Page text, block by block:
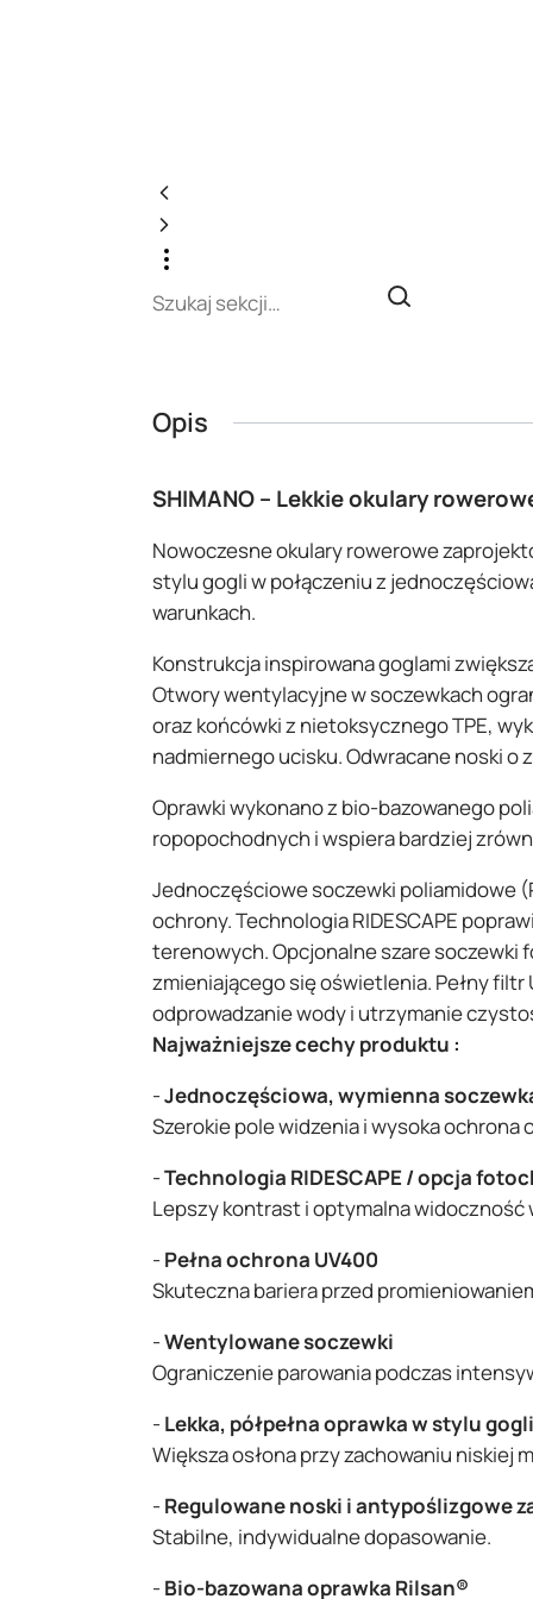
Opis
SHIMANO – Lekkie okulary
Nowoczesne okulary rowerowe
stylu gogli w połączeniu z
warunkach.
Konstrukcja inspirowana goglami
Otwory wentylacyjne w soczewkach
oraz końcówki z nietoksycznego TPE,
nadmiernego ucisku. Odwracane noski
Oprawki wykonano z bio-bazowanego
ropopochodnych i wspiera bardziej
Jednoczęściowe soczewki poliamidowe
ochrony. Technologia RIDESCAPE
terenowych. Opcjonalne szare soczewki
zmieniającego się oświetlenia. Pełny
odprowadzanie wody i utrzymanie
Najważniejsze cechy produktu :
-Jednoczęściowa, wymienna
Szerokie pole widzenia i wysoka ochrona
-Technologia RIDESCAPE / opcja
Lepszy kontrast i optymalna widoczność
-Pełna ochrona UV400
Skuteczna bariera przed
-Wentylowane soczewki
Ograniczenie parowania podczas
-Lekka, półpełna oprawka w stylu gogli
Większa osłona przy zachowaniu niskiej
-Regulowane noski i antypoślizgowe
Stabilne, indywidualne dopasowanie.
-Bio-bazowana oprawka Rilsan®